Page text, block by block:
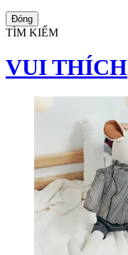
Đóng
TÌM KIẾM
VUI THÍCH